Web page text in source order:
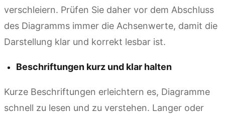
verschleiern. Prüfen Sie daher vor dem Abschluss
des Diagramms immer die Achsenwerte, damit die
Darstellung klar und korrekt lesbar ist.
Beschriftungen kurz und klar halten
Kurze Beschriftungen erleichtern es, Diagramme
schnell zu lesen und zu verstehen. Langer oder